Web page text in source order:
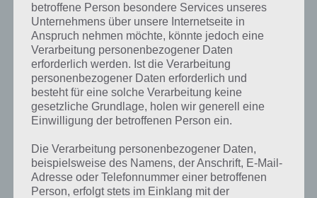
Komplettlösung zur App! Dort
kannst du mit der Suche
schnell die Antworten und
Lösungen der über 300 Level
finden!
Du findest Lösungen auch ohne unsere Hilfe, indem du in der App
Münzen einsetzt. Da diese jedoch begrenzt sind, hast du hier stets
die Möglichkeit alle Antworten zu finden!
betroffene Person besondere Services unseres
Unternehmens über unsere Internetseite in
Anspruch nehmen möchte, könnte jedoch eine
Verarbeitung personenbezogener Daten
erforderlich werden. Ist die Verarbeitung
personenbezogener Daten erforderlich und
besteht für eine solche Verarbeitung keine
gesetzliche Grundlage, holen wir generell eine
Einwilligung der betroffenen Person ein.
Die Verarbeitung personenbezogener Daten,
beispielsweise des Namens, der Anschrift, E-Mail-
Adresse oder Telefonnummer einer betroffenen
Person, erfolgt stets im Einklang mit der